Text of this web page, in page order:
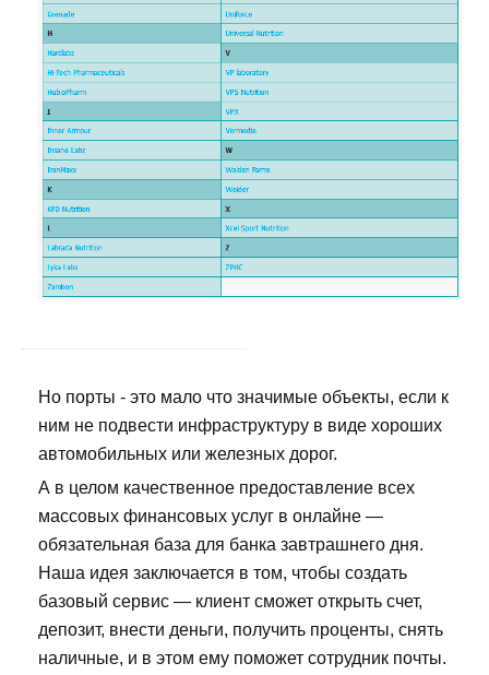
Но порты - это мало что значимые объекты, если к
ним не подвести инфраструктуру в виде хороших
автомобильных или железных дорог.
А в целом качественное предоставление всех
массовых финансовых услуг в онлайне —
обязательная база для банка завтрашнего дня.
Наша идея заключается в том, чтобы создать
базовый сервис — клиент сможет открыть счет,
депозит, внести деньги, получить проценты, снять
наличные, и в этом ему поможет сотрудник почты.